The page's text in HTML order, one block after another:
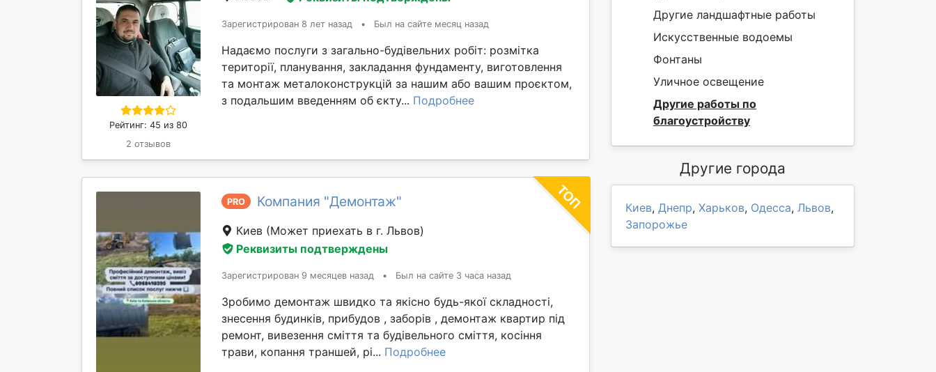
Рейтинг: 45 из 80
2 отзывов
Зарегистрирован 8 лет назад • Был на сайте месяц назад
Надаємо послуги з загально-будівельних робіт: розмітка
території, планування, закладання фундаменту, виготовлення
та монтаж металоконструкцій за нашим або вашим проєктом,
з подальшим введенням об єкту... Подробнее
PRO Компания "Демонтаж"
Киев (Может приехать в г. Львов)
Реквизиты подтверждены
Зарегистрирован 9 месяцев назад • Был на сайте 3 часа назад
Зробимо демонтаж швидко та якісно будь-якої складності,
знесення будинків, прибудов , заборів , демонтаж квартир під
ремонт, вивезення сміття та будівельного сміття, косіння
трави, копання траншей, рі... Подробнее
Другие ландшафтные работы
Искусственные водоемы
Фонтаны
Уличное освещение
Другие работы по
благоустройству
Другие города
Киев, Днепр, Харьков, Одесса, Львов,
Запорожье